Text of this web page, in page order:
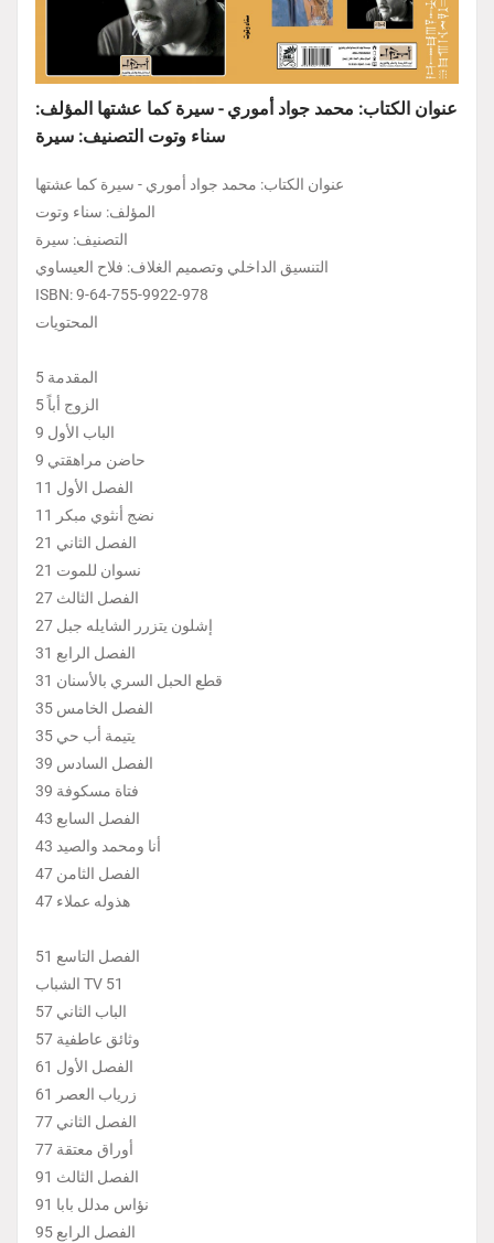
عنوان الكتاب: محمد جواد أموري - سيرة كما عشتها المؤلف:
سناء وتوت التصنيف: سيرة
عنوان الكتاب: محمد جواد أموري - سيرة كما عشتها
المؤلف: سناء وتوت
التصنيف: سيرة
التنسيق الداخلي وتصميم الغلاف: فلاح العيساوي
ISBN: 9-64-755-9922-978
المحتويات
المقدمة 5
الزوج أباً 5
الباب الأول 9
حاضن مراهقتي 9
الفصل الأول 11
نضج أنثوي مبكر 11
الفصل الثاني 21
نسوان للموت 21
الفصل الثالث 27
إشلون يتزرر الشايله جبل 27
الفصل الرابع 31
قطع الحبل السري بالأسنان 31
الفصل الخامس 35
يتيمة أب حي 35
الفصل السادس 39
فتاة مسكوفة 39
الفصل السابع 43
أنا ومحمد والصيد 43
الفصل الثامن 47
هذوله عملاء 47
الفصل التاسع 51
الشباب TV 51
الباب الثاني 57
وثائق عاطفية 57
الفصل الأول 61
زرياب العصر 61
الفصل الثاني 77
أوراق معتقة 77
الفصل الثالث 91
نؤاس مدلل بابا 91
الفصل الرابع 95